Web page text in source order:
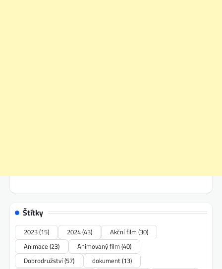
Štítky
2023(15) 2024(43) Akční film (30)
Animace (23) Animovaný film (40)
Dobrodružství(57) dokument(13)